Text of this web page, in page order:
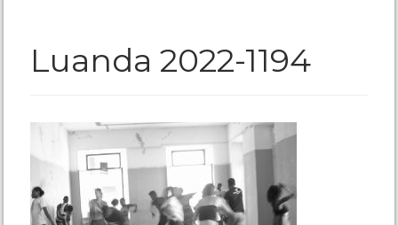
Luanda 2022-1194